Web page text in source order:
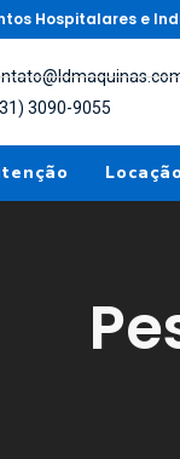
Hospitalares e
3090-9055